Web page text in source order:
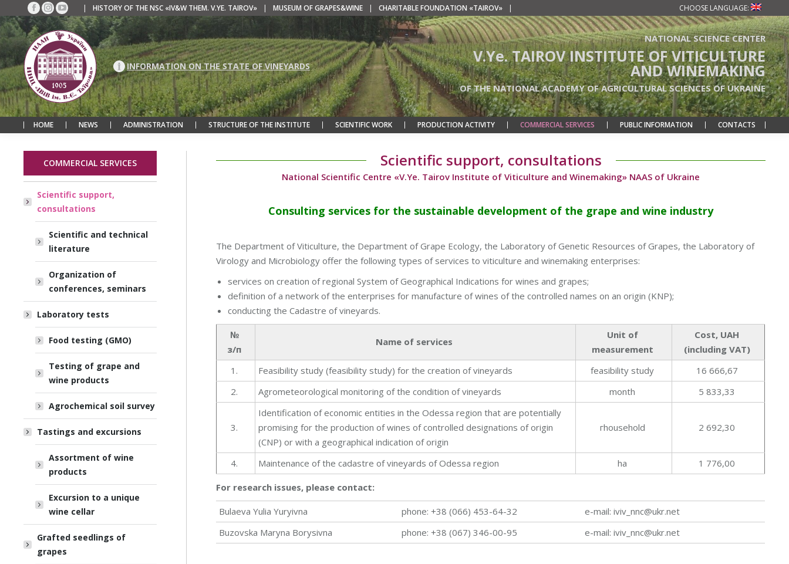
Facebook
page
opens
in
new
window
Instagram
page
opens
in
new
window
YouTube
page
opens
in
new
window
| HISTORY OF THE NSC «IV&W THEM. V.YE. TAIROV» | MUSEUM OF GRAPES&WINE | CHARITABLE FOUNDATION «TAIROV» | CHOOSE LANGUAGE:
INFORMATION ON THE STATE OF VINEYARDS
NATIONAL SCIENCE CENTER
V.Ye. TAIROV INSTITUTE OF VITICULTURE
AND WINEMAKING
OF THE NATIONAL ACADEMY OF AGRICULTURAL SCIENCES OF UKRAINE
HOME NEWS ADMINISTRATION STRUCTURE OF THE INSTITUTE SCIENTIFIC WORK PRODUCTION ACTIVITY COMMERCIAL SERVICES PUBLIC INFORMATION CONTACTS
Scientific support, consultations
National Scientific Centre «V.Ye. Tairov Institute of Viticulture and Winemaking» NAAS of Ukraine
Consulting services for the sustainable development of the grape and wine industry
The Department of Viticulture, the Department of Grape Ecology, the Laboratory of Genetic Resources of Grapes, the Laboratory of
Virology and Microbiology offer the following types of services to viticulture and winemaking enterprises:
services on creation of regional System of Geographical Indications for wines and grapes;
definition of a network of the enterprises for manufacture of wines of the controlled names on an origin (KNP);
conducting the Cadastre of vineyards.
№
з/п
Name of services
Unit of
measurement
Cost, UAH
(including VAT)
1.
Feasibility study (feasibility study) for the creation of vineyards feasibility study
16 666,67
2.
Agrometeorological monitoring of the condition of vineyards month 5 833,33
3.
Identification of economic entities in the Odessa region that are potentially
promising for the production of wines of controlled designations of origin
(CNP) or with a geographical indication of origin
гhousehold 2 692,30
4. Maintenance of the cadastre of vineyards of Odessa region ha 1 776,00
For research issues, please contact:
Bulaeva Yulia Yuryivna phone: +38 (066) 453-64-32
e-mail: iviv_nnc@ukr.net
Buzovska Maryna Borysivna
phone: +38 (067) 346-00-95 e-mail: iviv_nnc@ukr.net
COMMERCIAL SERVICES
Scientific support,
consultations
Scientific and technical
literature
Organization of
conferences, seminars
Laboratory tests
Food testing (GMO)
Testing of grape and
wine products
Agrochemical soil survey
Tastings and excursions
Assortment of wine
products
Excursion to a unique
wine cellar
Grafted seedlings of
grapes